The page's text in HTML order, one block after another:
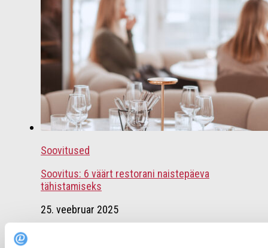
Soovitused
Soovitus: 6 väärt restorani naistepäeva
tähistamiseks
25. veebruar 2025